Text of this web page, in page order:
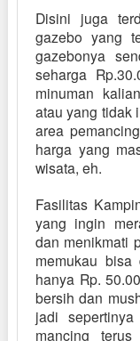
Disini juga
gazebo yang
gazebonya
seharga
minuman
atau yang tidak
area
harga yang
wisata, eh.
Fasilitas
yang ingin
dan menikmati
memukau
hanya Rp.
bersih dan
jadi
mancing